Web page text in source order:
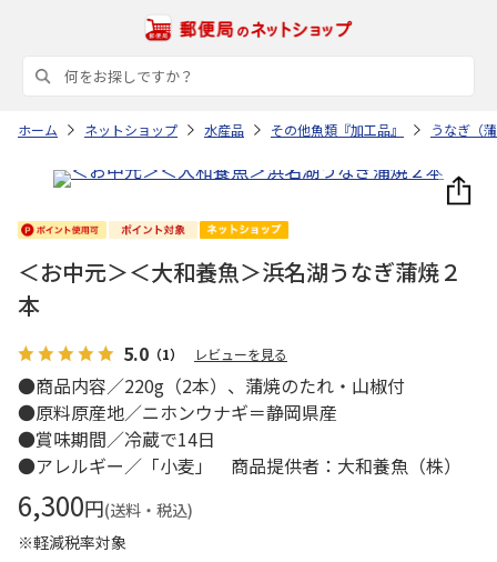
ホーム ネットショップ 水産品 その他魚類『加工品』 うなぎ（
＜お中元＞＜大和養魚＞浜名湖うなぎ蒲焼２
本
5.0 （1） レビューを見る
●商品内容／220g（2本）、蒲焼のたれ・山椒付
●原料原産地／ニホンウナギ＝静岡県産
●賞味期間／冷蔵で14日
●アレルギー／「小麦」 商品提供者：大和養魚（株）
6,300円(送料・税込)
※軽減税率対象